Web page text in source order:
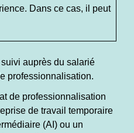
Dans ce cas, il peut
auprès du salarié
professionnalisation.
de professionnalisation
de travail temporaire
(AI) ou un